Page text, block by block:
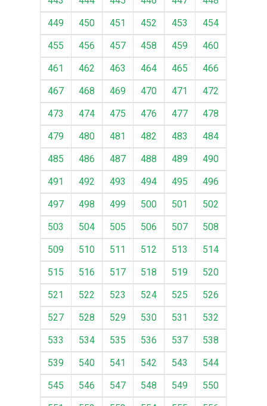
449
450 451 452 453
454
455
456 457 458 459
460
461
462 463 464 465
466
467
468 469 470 471
472
473
474 475 476 477
478
479
480 481 482 483
484
485
486 487 488 489
490
491
492 493 494 495
496
497
498 499 500 501
502
503
504 505 506 507
508
509
510 511 512 513
514
515
516 517 518 519
520
521
522 523 524 525
526
527
528 529 530 531
532
533
534 535 536 537
538
539
540 541 542 543
544
545
546 547 548 549
550